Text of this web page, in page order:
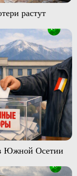
растут
Южной Осетии